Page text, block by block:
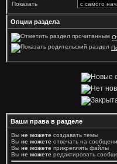
Показать
Опции раздела
Ваши права в разделе
Вы не можете создавать темы
Вы не можете отвечать на
Вы не можете прикреплять файлы
Вы не можете редактировать